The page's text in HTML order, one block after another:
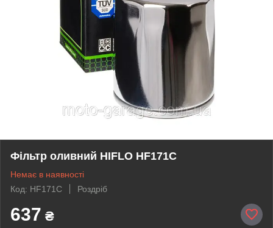
Фільтр оливний HIFLO HF171C
Немає в наявності
Код: HF171C
Роздріб
637 ₴